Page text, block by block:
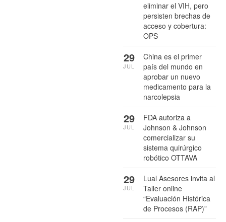
eliminar el VIH, pero
persisten brechas de
acceso y cobertura:
OPS
China es el primer
país del mundo en
aprobar un nuevo
medicamento para la
narcolepsia
29
JUL
FDA autoriza a
Johnson & Johnson
comercializar su
sistema quirúrgico
robótico OTTAVA
29
JUL
Lual Asesores invita al
Taller online
“Evaluación Histórica
de Procesos (RAP)”
29
JUL